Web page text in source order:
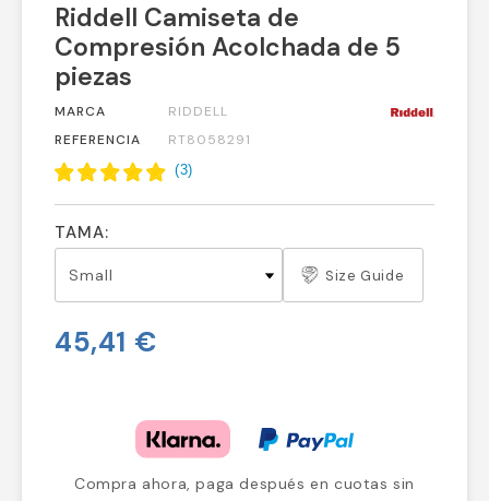
Riddell Camiseta de
Compresión Acolchada de 5
piezas
MARCA
RIDDELL
REFERENCIA
RT8058291
(3)
TAMA:
Size Guide
45,41 €
Compra ahora, paga después en cuotas sin